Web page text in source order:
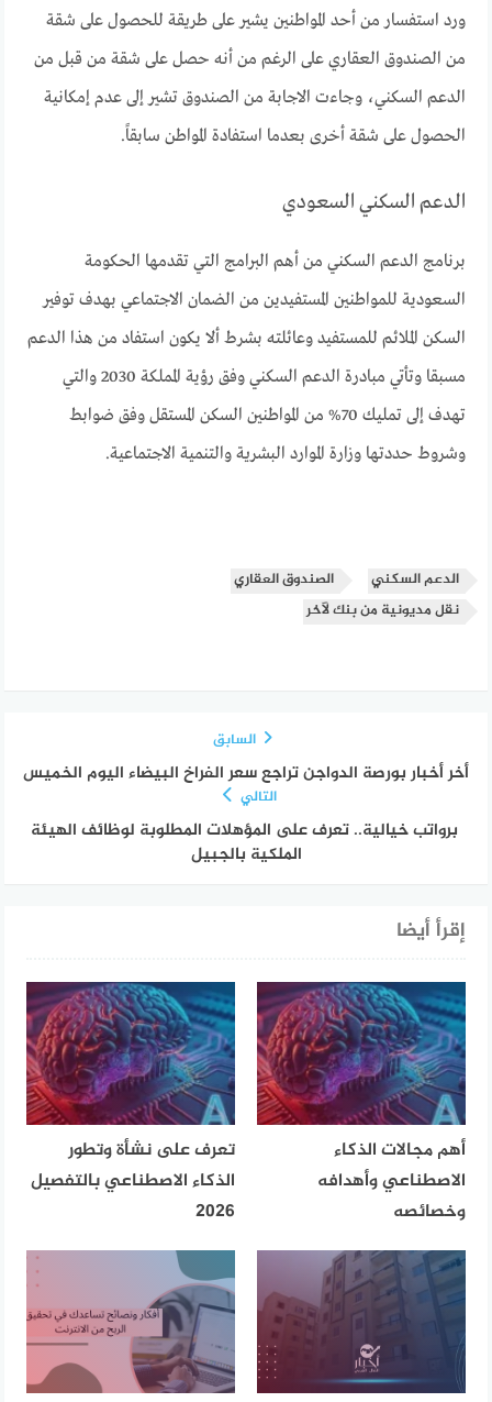
ورد استفسار من أحد المواطنين يشير على طريقة للحصول على شقة
من الصندوق العقاري على الرغم من أنه حصل على شقة من قبل من
الدعم السكني، وجاءت الاجابة من الصندوق تشير إلى عدم إمكانية
الحصول على شقة أخرى بعدما استفادة المواطن سابقاً.
الدعم السكني السعودي
برنامج الدعم السكني من أهم البرامج التي تقدمها الحكومة
السعودية للمواطنين المستفيدين من الضمان الاجتماعي بهدف توفير
السكن الملائم للمستفيد وعائلته بشرط ألا يكون استفاد من هذا الدعم
مسبقا وتأتي مبادرة الدعم السكني وفق رؤية المملكة 2030 والتي
تهدف إلى تمليك 70% من المواطنين السكن المستقل وفق ضوابط
وشروط حددتها وزارة الموارد البشرية والتنمية الاجتماعية.
الدعم السكني
الصندوق العقاري
نقل مديونية من بنك لآخر
السابق
أخر أخبار بورصة الدواجن تراجع سعر الفراخ البيضاء اليوم الخميس
التالي
برواتب خيالية.. تعرف على المؤهلات المطلوبة لوظائف الهيئة
الملكية بالجبيل
إقرأ أيضا
أهم مجالات الذكاء
الاصطناعي وأهدافه
وخصائصه
تعرف على نشأة وتطور
الذكاء الاصطناعي بالتفصيل
2026